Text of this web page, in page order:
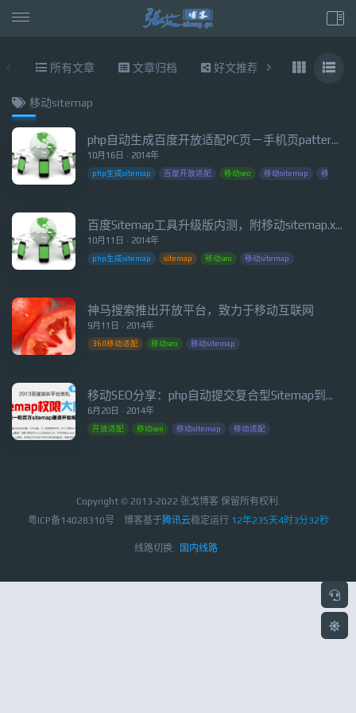
所有文章 文章归档 好文推荐 东拉西扯
移动sitemap
10月16日 · 2014年
php自动生成百度开放适配PC页－手机页pattern对应关系sitemap.xml
php生成sitemap 百度开放适配 移动seo 移动sitemap 移动适配
10月11日 · 2014年
百度Sitemap工具升级版内测，附移动sitemap.xml的php代码(支持响应式)
php生成sitemap sitemap 移动seo 移动sitemap
9月11日 · 2014年
神马搜索推出开放平台，致力于移动互联网
360移动适配 移动seo 移动sitemap
6月20日 · 2014年
移动SEO分享：php自动提交复合型Sitemap到百度搜索
开放适配 移动seo 移动sitemap 移动适配
Copyright © 2013-2022 张戈博客 保留所有权利.
粤ICP备14028310号
博客基于腾讯云稳定运行 12年235天4时3分32秒
线路切换: 国内线路